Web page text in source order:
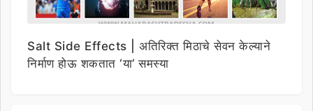
Salt Side Effects | अतिरिक्त मिठाचे सेवन केल्याने
निर्माण होऊ शकतात ‘या’ समस्या